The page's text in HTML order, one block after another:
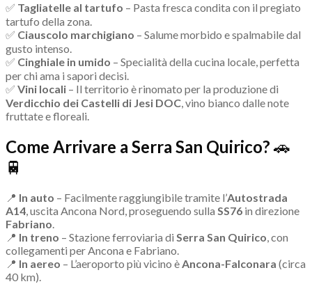
✅ Tagliatelle al tartufo – Pasta fresca condita con il pregiato
tartufo della zona.
✅ Ciauscolo marchigiano – Salume morbido e spalmabile dal
gusto intenso.
✅ Cinghiale in umido – Specialità della cucina locale, perfetta
per chi ama i sapori decisi.
✅ Vini locali – Il territorio è rinomato per la produzione di
Verdicchio dei Castelli di Jesi DOC, vino bianco dalle note
fruttate e floreali.
Come Arrivare a Serra San Quirico? 🚗
🚆
📍 In auto – Facilmente raggiungibile tramite l’Autostrada
A14, uscita Ancona Nord, proseguendo sulla SS76 in direzione
Fabriano.
📍 In treno – Stazione ferroviaria di Serra San Quirico, con
collegamenti per Ancona e Fabriano.
📍 In aereo – L’aeroporto più vicino èAncona-Falconara (circa
40 km).